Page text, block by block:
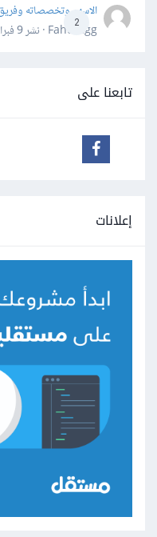
2
الاسهم وتخصصاته وفريق
Fahd Ggg · نشر
9 فبراير 2025
تابعنا على
إعلانات